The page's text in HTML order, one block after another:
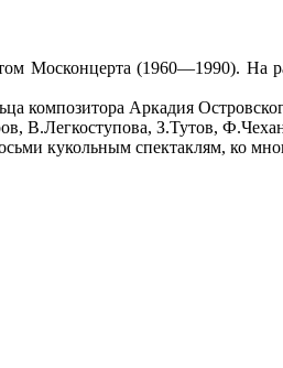
Москонцерта (1960—1990). На
композитора Аркадия
В.Легкоступова, З.Тутов,
кукольным спектаклям, ко